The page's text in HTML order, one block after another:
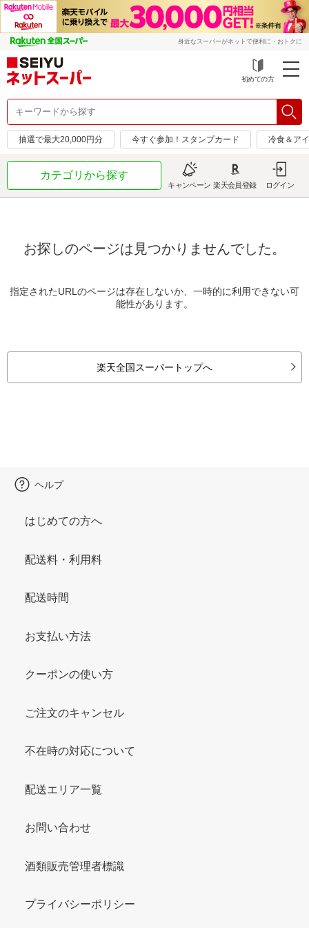
身近なスーパーがネットで便利に・おトクに
初めての方
抽選で最大20,000円分 今すぐ参加！スタンプカード 冷食＆ア
カテゴリから探す
キャンペーン 楽天会員登録 ログイン
お探しのページは見つかりませんでした。
指定されたURLのページは存在しないか、一時的に利用できない可
能性があります。
楽天全国スーパートップへ
ヘルプ
はじめての方へ
配送料・利用料
配送時間
お支払い方法
クーポンの使い方
ご注文のキャンセル
不在時の対応について
配送エリア一覧
お問い合わせ
酒類販売管理者標識
プライバシーポリシー